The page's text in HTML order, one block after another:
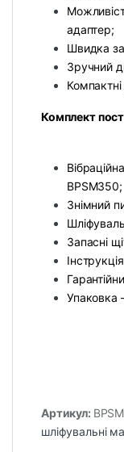
адаптер;
Швидка
Зручний
Комплект
BPSM350;
Знімний
Запасні
Упаковка
Артикул:
шліфувальні